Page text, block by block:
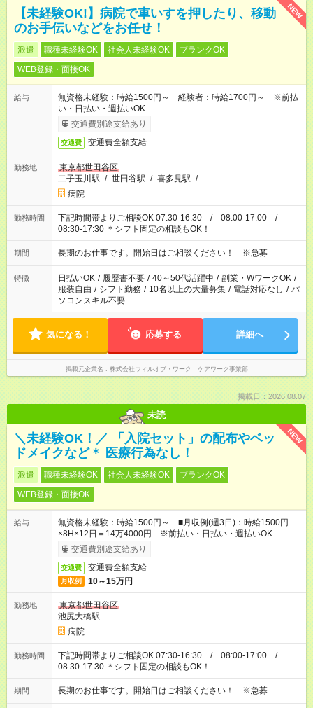
NEW
【未経験OK!】病院で車いすを押したり、移動
のお手伝いなどをお任せ！
派遣 職種未経験OK 社会人未経験OK
ブランクOK
WEB登録・面接OK
給与
無資格未経験：時給1500円～ 経験者：時給1700円～ ※前払
い・日払い・週払いOK
交通費別途支給あり
交通費 交通費全額支給
勤務地
東京都世田谷区
二子玉川駅 / 世田谷駅 / 喜多見駅 / …
病院
勤務時間
下記時間帯よりご相談OK 07:30-16:30 / 08:00-17:00 /
08:30-17:30 ＊シフト固定の相談もOK！
期間 長期のお仕事です。開始日はご相談ください！ ※急募
特徴 日払いOK / 履歴書不要 / 40～50代活躍中 / 副業・WワークOK /
服装自由 / シフト勤務 / 10名以上の大量募集 / 電話対応なし / パ
ソコンスキル不要
気になる！ 応募する 詳細へ
掲載元企業名 株式会社ウィルオブ・ワーク ケアワーク事業部
掲載日：2026.08.07
未読
NEW
＼未経験OK！／ 「入院セット」の配布やベッ
ドメイクなど＊ 医療行為なし！
派遣 職種未経験OK 社会人未経験OK
ブランクOK
WEB登録・面接OK
給与
無資格未経験：時給1500円～ ■月収例(週3日)：時給1500円
×8H×12日＝14万4000円 ※前払い・日払い・週払いOK
交通費別途支給あり
交通費 交通費全額支給
月収例 10～15万円
勤務地
東京都世田谷区
池尻大橋駅
病院
勤務時間
下記時間帯よりご相談OK 07:30-16:30 / 08:00-17:00 /
08:30-17:30 ＊シフト固定の相談もOK！
期間 長期のお仕事です。開始日はご相談ください！ ※急募